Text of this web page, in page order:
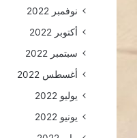
نوفمبر 2022
أكتوبر 2022
سبتمبر 2022
أغسطس 2022
يوليو 2022
يونيو 2022